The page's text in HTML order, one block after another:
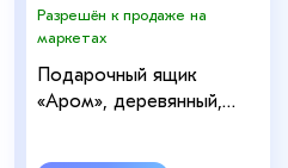
Разрешён к продаже на
маркетах
Подарочный ящик
«Аром», деревянный,